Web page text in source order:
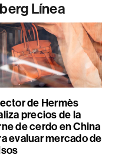
Línea
de Hermès
precios de la
de cerdo en China
evaluar mercado de